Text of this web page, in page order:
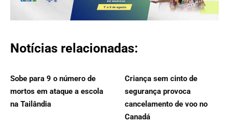
Notícias relacionadas:
Sobe para 9 o número de
mortos em ataque a escola
na Tailândia
Criança sem cinto de
segurança provoca
cancelamento de voo no
Canadá